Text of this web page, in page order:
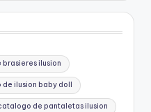
ilusion
ilusion baby doll
de pantaletas ilusion